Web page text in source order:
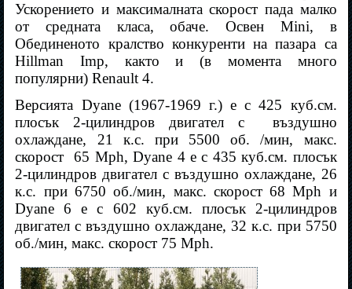
Ускорението и максималната скорост пада малко
от средната класа, обаче. Освен Mini, в
Обединеното кралство конкуренти на пазара са
Hillman Imp, както и (в момента много
популярни) Renault 4.
Версията Dyane (1967-1969 г.) е с 425 куб.см.
плосък 2-цилиндров двигател с
въздушно
охлаждане, 21 к.с. при 5500 об. /мин, макс.
скорост
65 Mph, Dyane 4 е с 435 куб.см. плосък
2-цилиндров двигател с въздушно охлаждане, 26
к.с. при 6750 об./мин, макс. скорост 68 Mph и
Dyane 6 е с 602 куб.см. плосък 2-цилиндров
двигател с въздушно охлаждане, 32 к.с. при 5750
об./мин, макс. скорост 75 Mph.